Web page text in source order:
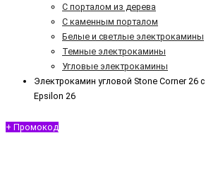
С порталом из дерева
С каменным порталом
Белые и светлые электрокамины
Темные электрокамины
Угловые электрокамины
Электрокамин угловой Stone Corner 26
Epsilon 26
+ Промокод